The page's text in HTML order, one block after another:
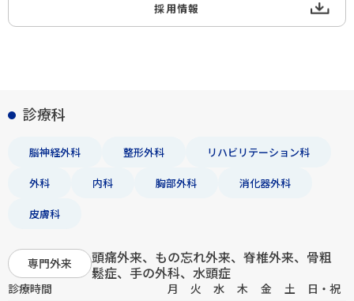
採用情報
診療科
脳神経外科 整形外科 リハビリテーション科
外科 内科 胸部外科 消化器外科
皮膚科
専門外来
頭痛外来、もの忘れ外来、脊椎外来、骨粗
鬆症、手の外科、水頭症
診療時間 月 火 水 木 金 土
日・祝